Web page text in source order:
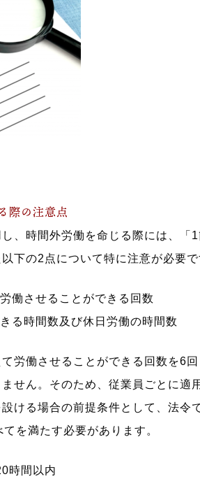
際の注意点
、時間外労働を命じる際には、「
下の2点について特に注意が必要で
働させることができる回数
る時間数及び休日労働の時間数
労働させることができる回数を6
せん。そのため、従業員ごとに適
ける場合の前提条件として、法令
を満たす必要があります。
時間以内